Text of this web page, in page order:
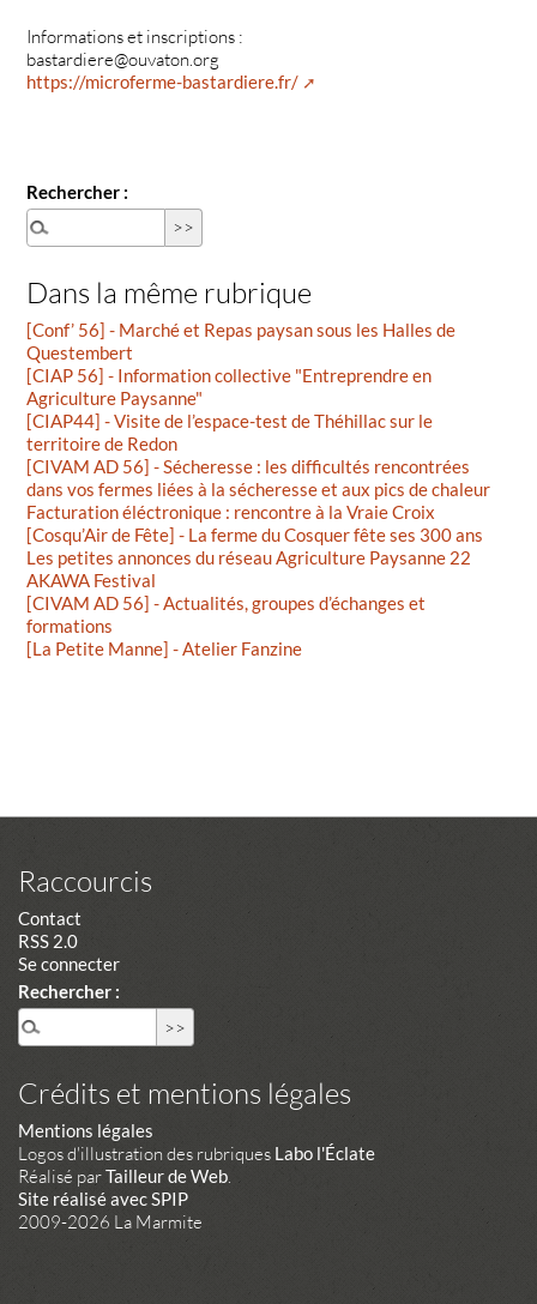
Informations et inscriptions :
bastardiere@ouvaton.org
https://microferme-bastardiere.fr/
Rechercher :
Dans la même rubrique
[Conf’ 56] - Marché et Repas paysan sous les Halles de
Questembert
[CIAP 56] - Information collective "Entreprendre en
Agriculture Paysanne"
[CIAP44] - Visite de l’espace-test de Théhillac sur le
territoire de Redon
[CIVAM AD 56] - Sécheresse : les difficultés rencontrées
dans vos fermes liées à la sécheresse et aux pics de chaleur
Facturation éléctronique : rencontre à la Vraie Croix
[Cosqu’Air de Fête] - La ferme du Cosquer fête ses 300 ans
Les petites annonces du réseau Agriculture Paysanne 22
AKAWA Festival
[CIVAM AD 56] - Actualités, groupes d’échanges et
formations
[La Petite Manne] - Atelier Fanzine
Raccourcis
Contact
RSS 2.0
Se connecter
Rechercher :
Crédits et mentions légales
Mentions légales
Logos d'illustration des rubriques Labo l'Éclate
Réalisé parTailleur de Web.
Site réalisé avec SPIP
2009-2026 La Marmite